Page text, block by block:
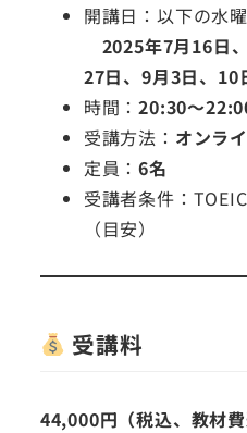
開講日：以下の水
2025年7月16日
27日、9月3日、10
時間：20:30〜
受講方法： オンラ
定員：6名
受講者条件：
（目安）
受講料
44,000円（税込、教材費